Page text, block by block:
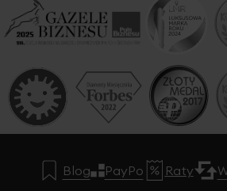
Blog PayPo Raty